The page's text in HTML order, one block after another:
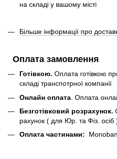
на складі у вашому місті
Більше інформації про
Оплата замовлення
Готівкою. Оплата готівкою
складі транспотрної компанії
Онлайн оплата . Оплата
Безготівковий розрахунок.
рахунок ( для Юр. та Фіз. осіб
Оплата частинами: